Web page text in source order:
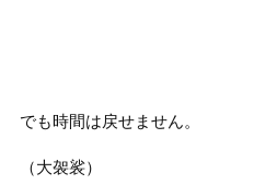
でも時間は戻せません。
（大袈裟）